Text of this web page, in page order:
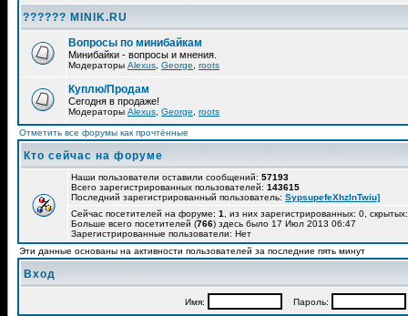
?????? MINIK.RU
Вопросы по минибайкам
Минибайки - вопросы и мнения.
Модераторы Alexus George roots
Куплю/Продам
Сегодня в продаже!
Модераторы Alexus George roots
Отметить все форумы как прочтённые
Кто сейчас на форуме
Наши пользователи оставили сообщений: 57193
Всего зарегистрированных пользователей: 143615
Последний зарегистрированный пользователь: SypsupefeXhzlnTwiu]
Сейчас посетителей на форуме: 1
, из них зарегистрированных: 0,
Больше всего посетителей (766) здесь было 17 Июл 2013 06:47
Зарегистрированные пользователи: Нет
Эти данные основаны на активности пользователей за последние пять минут
Вход
Имя: Пароль: